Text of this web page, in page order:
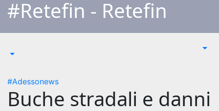
#Retefin - Retefin
#Adessonews
Buche stradali e danni